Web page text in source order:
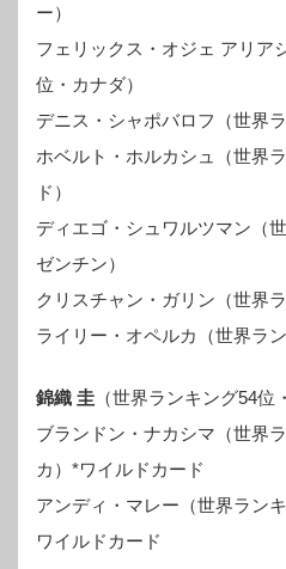
ー）
フェリックス・オジェ アリア
位・カナダ）
デニス・シャポバロフ（世界
ホベルト・ホルカシュ（世界
ド）
ディエゴ・シュワルツマン（
ゼンチン）
クリスチャン・ガリン（世界
ライリー・オペルカ（世界ラ
錦織 圭 （世界ランキング54
ブランドン・ナカシマ（世界
カ）*ワイルドカード
アンディ・マレー（世界ラン
ワイルドカード